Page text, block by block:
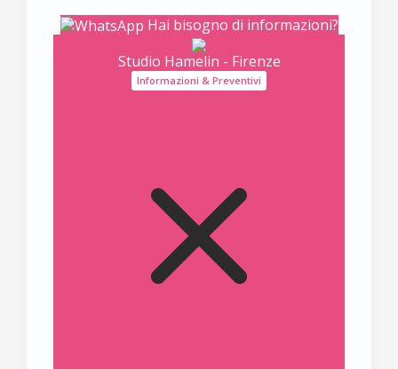
Hai bisogno di informazioni?
Studio Hamelin - Firenze
Informazioni & Preventivi